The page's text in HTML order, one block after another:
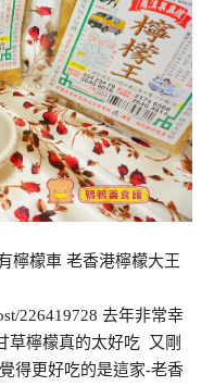
檸檬車 老香港檸檬大王
226419728 去年非常幸
草檸檬真的太好吃 又剛
得更好吃的是這家-老香